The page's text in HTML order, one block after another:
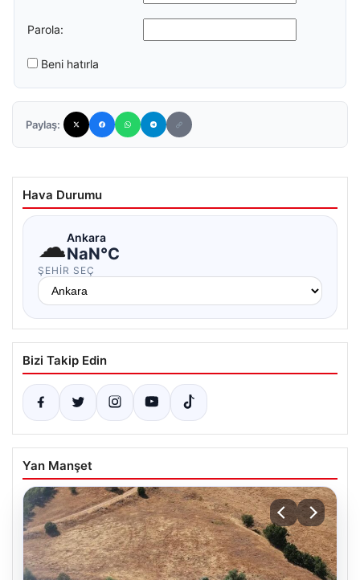
Parola:
Beni hatırla
Paylaş:
Hava Durumu
☁Ankara
NaN°C
ŞEHIR SEÇ
Bizi Takip Edin
Yan Manşet